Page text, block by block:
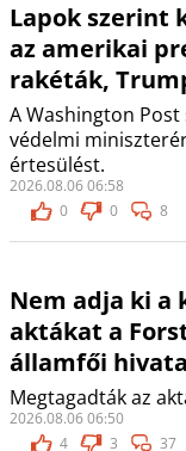
Lapok szerint
az amerikai
rakéták,
A Washington
védelmi
értesülést.
2026.08.06 06:58
0
0 8
Nem adja ki a
aktákat a
államfői
Megtagadták az
2026.08.06 06:50
4
3 37